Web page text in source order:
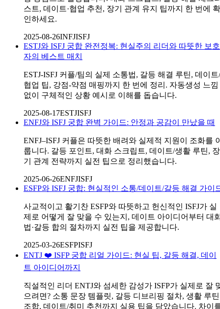
스트, 데이트·협업 추천, 장기 관계 유지 팁까지 한 번에 확
인하세요.
2025-08-26INFJISFJ
ESTJ와 ISFJ 궁합 완전정복: 현실주의 리더와 따뜻한 보호
자의 베스트 매치
ESTJ-ISFJ 커플/팀의 실제 소통법, 갈등 해결 루틴, 데이트/
협업 팁, 강점-약점 매핑까지 한 번에 정리. 자동생성 느낌
없이 구체적인 상황 예시로 이해를 돕습니다.
2025-08-17ESTJISFJ
ENFJ와 ISFJ 궁합 완벽 가이드: 안정과 공감이 만났을 때
ENFJ–ISFJ 커플은 따뜻한 배려와 실제적 지원이 조화를
룹니다. 갈등 포인트, 대화 스크립트, 데이트/생활 루틴, 장
기 관계 전략까지 실전 팁으로 정리했습니다.
2025-06-26ENFJISFJ
ESFP와 ISFJ 궁합: 현실적인 소통/데이트/갈등 해결 가이
사교적이고 활기찬 ESFP와 따뜻하고 헌신적인 ISFJ가 실
제로 어떻게 잘 맞을 수 있는지, 데이트 아이디어부터 대
법·갈등 합의 절차까지 실전 팁을 제공합니다.
2025-03-26ESFPISFJ
ENTJ ❤️ ISFP 궁합 리얼 가이드: 현실 팁, 갈등 해결, 데이
트 아이디어까지
직설적인 리더 ENTJ와 섬세한 감성가 ISFP가 실제로 잘
으려면? 소통 문장 템플릿, 갈등 디브리핑 절차, 생활 루틴
조합, 데이트/취미 추천까지 실용 팁을 담았습니다. 차이